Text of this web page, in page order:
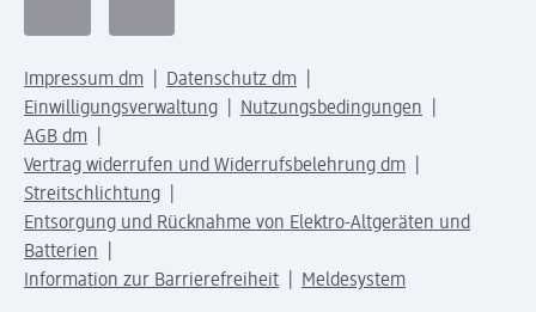
Impressum dm
Datenschutz dm
Einwilligungsverwaltung
Nutzungsbedingungen
AGB dm
Vertrag widerrufen und Widerrufsbelehrung dm
Streitschlichtung
Entsorgung und Rücknahme von Elektro-Altgeräten und
Batterien
Information zur Barrierefreiheit
Meldesystem